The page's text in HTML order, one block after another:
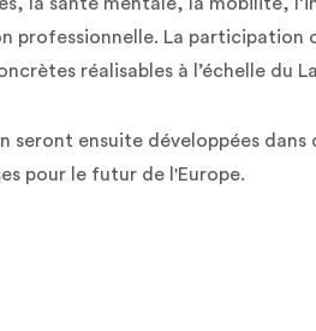
professionnelle. La participation
réalisables à l’échelle du
ensuite développées dans
pour le futur de l'Europe.